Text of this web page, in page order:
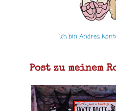
ich bin Andrea
Post zu meinem